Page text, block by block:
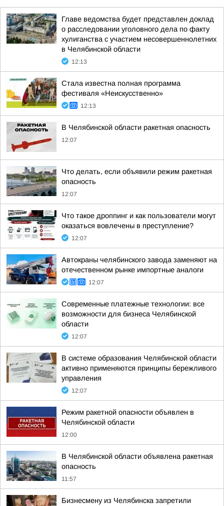
Главе ведомства будет представлен доклад
о расследовании уголовного дела по факту
хулиганства с участием несовершеннолетних
в Челябинской области
12:13
Стала известна полная программа
фестиваля «Неискусственно»
12:13
В Челябинской области ракетная опасность
12:07
Что делать, если объявили режим ракетная
опасность
12:07
Что такое дроппинг и как пользователи могут
оказаться вовлечены в преступление?
12:07
Автокраны челябинского завода заменяют на
отечественном рынке импортные аналоги
12:07
Современные платежные технологии: все
возможности для бизнеса Челябинской
области
12:07
В системе образования Челябинской области
активно применяются принципы бережливого
управления
12:07
Режим ракетной опасности объявлен в
Челябинской области
12:00
В Челябинской области объявлена ракетная
опасность
11:57
Бизнесмену из Челябинска запретили